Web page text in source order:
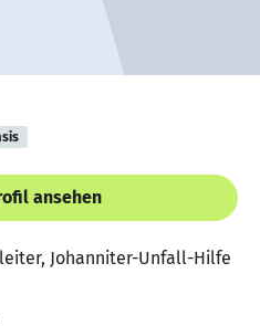
ansehen
Johanniter-Unfall-Hilfe